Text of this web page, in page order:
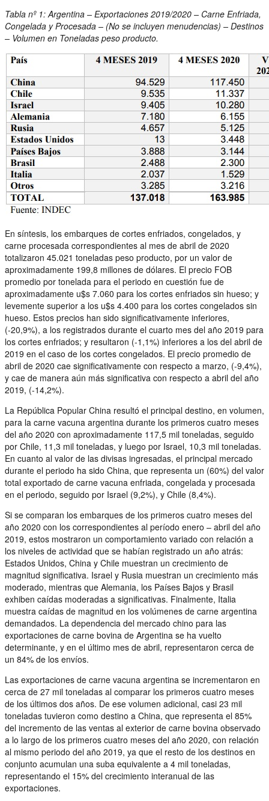
Tabla nº 1: Argentina – Exportaciones 2019/2020 – Carne Enfriada,
Congelada y Procesada – (No se incluyen menudencias) – Destinos
– Volumen en Toneladas peso producto.
En síntesis, los embarques de cortes enfriados, congelados, y
carne procesada correspondientes al mes de abril de 2020
totalizaron 45.021 toneladas peso producto, por un valor de
aproximadamente 199,8 millones de dólares. El precio FOB
promedio por tonelada para el periodo en cuestión fue de
aproximadamente u$s 7.060 para los cortes enfriados sin hueso; y
levemente superior a los u$s 4.400 para los cortes congelados sin
hueso. Estos precios han sido significativamente inferiores,
(-20,9%), a los registrados durante el cuarto mes del año 2019 para
los cortes enfriados; y resultaron (-1,1%) inferiores a los del abril de
2019 en el caso de los cortes congelados. El precio promedio de
abril de 2020 cae significativamente con respecto a marzo, (-9,4%),
y cae de manera aún más significativa con respecto a abril del año
2019, (-14,2%).
La República Popular China resultó el principal destino, en volumen,
para la carne vacuna argentina durante los primeros cuatro meses
del año 2020 con aproximadamente 117,5 mil toneladas, seguido
por Chile, 11,3 mil toneladas, y luego por Israel, 10,3 mil toneladas.
En cuanto al valor de las divisas ingresadas, el principal mercado
durante el periodo ha sido China, que representa un (60%) del valor
total exportado de carne vacuna enfriada, congelada y procesada
en el periodo, seguido por Israel (9,2%), y Chile (8,4%).
Si se comparan los embarques de los primeros cuatro meses del
año 2020 con los correspondientes al período enero – abril del año
2019, estos mostraron un comportamiento variado con relación a
los niveles de actividad que se habían registrado un año atrás:
Estados Unidos, China y Chile muestran un crecimiento de
magnitud significativa. Israel y Rusia muestran un crecimiento más
moderado, mientras que Alemania, los Países Bajos y Brasil
exhiben caídas moderadas a significativas. Finalmente, Italia
muestra caídas de magnitud en los volúmenes de carne argentina
demandados. La dependencia del mercado chino para las
exportaciones de carne bovina de Argentina se ha vuelto
determinante, y en el último mes de abril, representaron cerca de
un 84% de los envíos.
Las exportaciones de carne vacuna argentina se incrementaron en
cerca de 27 mil toneladas al comparar los primeros cuatro meses
de los últimos dos años. De ese volumen adicional, casi 23 mil
toneladas tuvieron como destino a China, que representa el 85%
del incremento de las ventas al exterior de carne bovina observado
a lo largo de los primeros cuatro meses del año 2020, con relación
al mismo periodo del año 2019, ya que el resto de los destinos en
conjunto acumulan una suba equivalente a 4 mil toneladas,
representando el 15% del crecimiento interanual de las
exportaciones.